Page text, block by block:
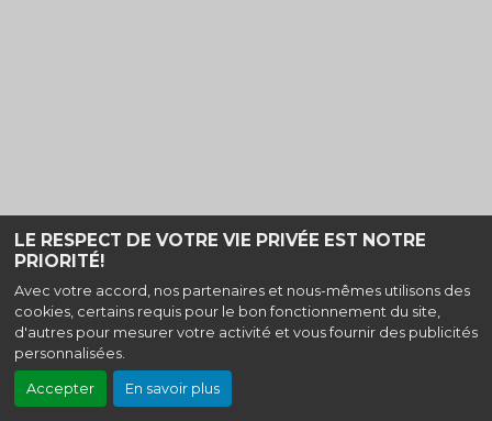
LE RESPECT DE VOTRE VIE PRIVÉE EST NOTRE
PRIORITÉ!
Avec votre accord, nos partenaires et nous-mêmes utilisons des
cookies, certains requis pour le bon fonctionnement du site,
d'autres pour mesurer votre activité et vous fournir des publicités
personnalisées.
Accepter En savoir plus